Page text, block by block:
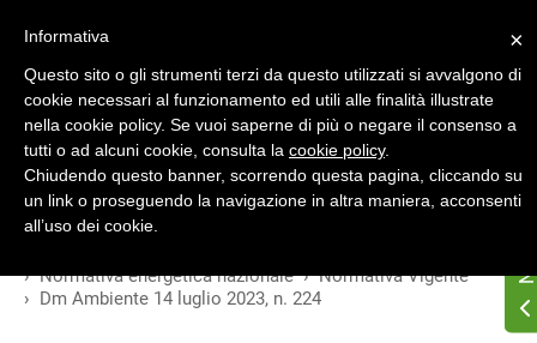
INDICE VERSIONI
MODIFICHE
Normativa energetica nazionale
Normativa Vigente
Dm Ambiente 14 luglio 2023, n. 224
×
Informativa
Questo sito o gli strumenti terzi da questo utilizzati si avvalgono di
cookie necessari al funzionamento ed utili alle finalità illustrate
nella cookie policy. Se vuoi saperne di più o negare il consenso a
tutti o ad alcuni cookie, consulta la cookie policy.
Chiudendo questo banner, scorrendo questa pagina, cliccando su
un link o proseguendo la navigazione in altra maniera, acconsenti
all’uso dei cookie.